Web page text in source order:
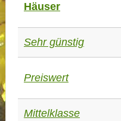
Häuser
Sehr günstig
Preiswert
Mittelklasse